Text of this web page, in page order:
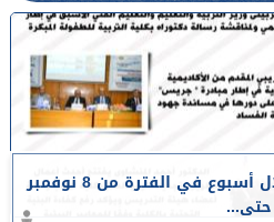
أبرز أخبار جامعة أسيوط خلال أسبوع في الفترة من 8 نوفمبر
حتى...